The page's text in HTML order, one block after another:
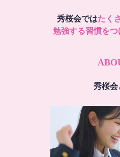
秀桜会ではたく
勉強する習慣をつ
秀桜会